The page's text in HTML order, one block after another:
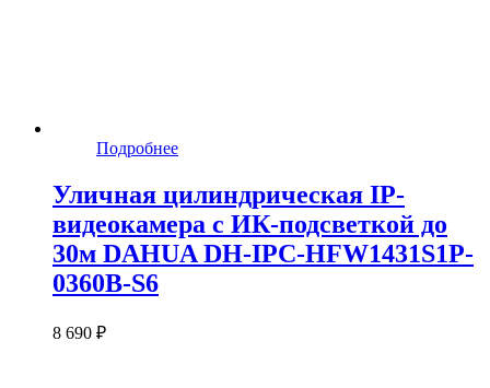
Подробнее
Уличная цилиндрическая IP-
видеокамера с ИК-подсветкой до
30м DAHUA DH-IPC-HFW1431S1P-
0360B-S6
8 690 ₽